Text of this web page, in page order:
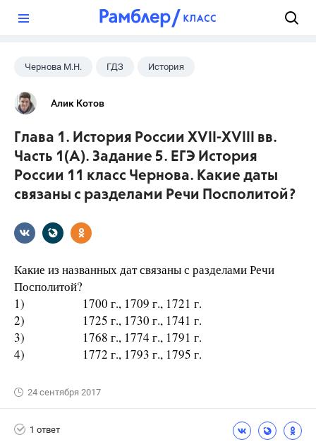
Чернова М.Н. ГДЗ История
ЕГЭ
Алик Котов
Глава 1. История России XVII-XVIII вв.
Часть 1(A). Задание 5. ЕГЭ История
России 11 класс Чернова. Какие даты
связаны с разделами Речи Посполитой?
Какие из названных дат связаны с разделами Речи
Посполитой?
1) 1700 г., 1709 г., 1721 г.
2) 1725 г., 1730 г., 1741 г.
3) 1768 г., 1774 г., 1791 г.
4) 1772 г., 1793 г., 1795 г.
24 сентября 2017
1 ответ